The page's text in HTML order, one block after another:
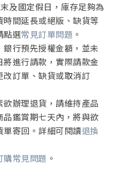
及國定假日，庫存足夠為
間延長或絕版、缺貨等
點選常見訂單問題 。
行預先授權金額，並未
進行請款，實際請款金
訂單、缺貨或取消訂
辦理退貨，請維持產品
鑑賞期七天內，將與欲
寄回。詳細可閱讀退換
購常見問題 。